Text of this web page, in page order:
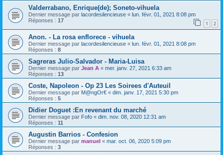
Valderrabano, Enrique(de); Soneto-vihuela
Dernier message par lacordesilencieuse « lun. févr. 01, 2021 8:08 pm
Réponses : 17 1 2
Anon. - La rosa enflorece - vihuela
Dernier message par lacordesilencieuse « lun. févr. 01, 2021 8:08 pm
Réponses : 8
Sagreras Julio-Salvador - Maria-Luisa
Dernier message par Jean A « mer. janv. 27, 2021 6:33 am
Réponses : 13
Coste, Napoleon - Op 23 Les Soirees d'Auteuil
Dernier message par M@ngOr€ « dim. janv. 17, 2021 5:30 pm
Réponses : 5
Didier Doguet :En revenant du marché
Dernier message par Fofo « dim. nov. 08, 2020 12:31 am
Réponses : 11
Augustin Barrios - Confesion
Dernier message par manuel « mar. oct. 06, 2020 5:09 pm
Réponses : 3